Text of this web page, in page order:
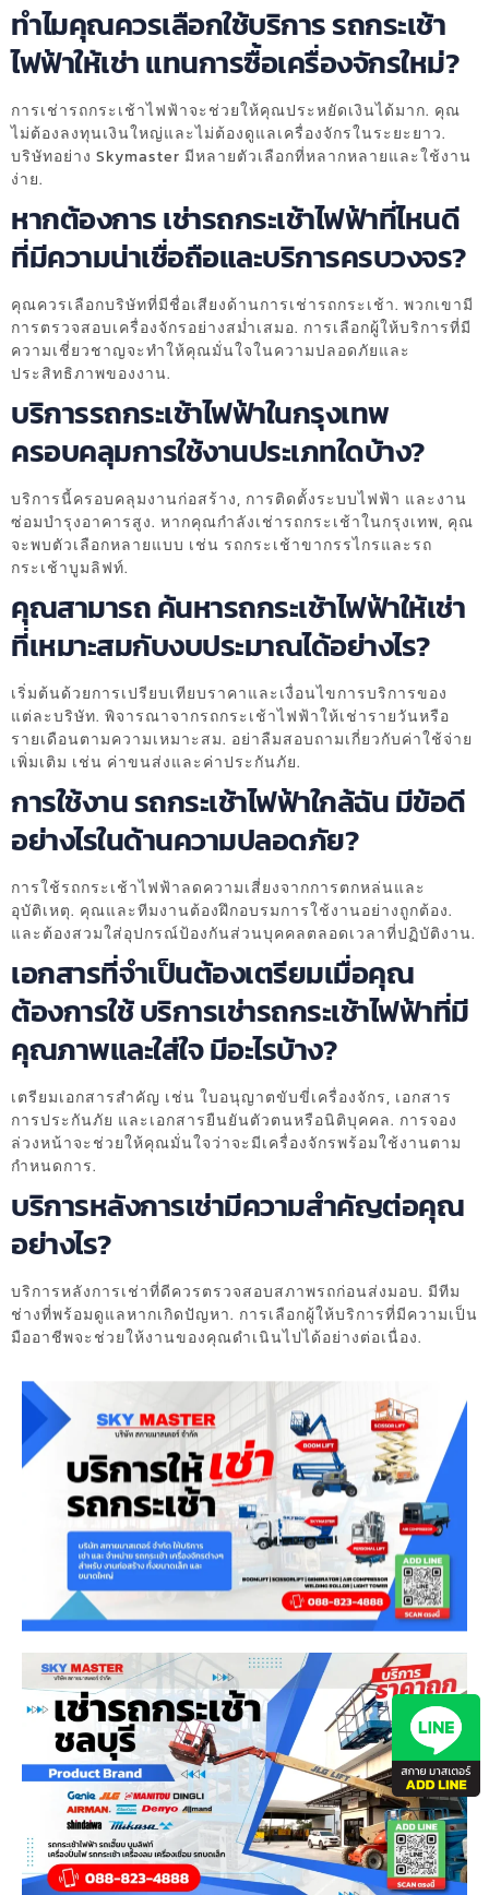
ทำไมคุณควรเลือกใช้บริการ รถกระเช้า
ไฟฟ้าให้เช่า แทนการซื้อเครื่องจักรใหม่?
การเช่ารถกระเช้าไฟฟ้าจะช่วยให้คุณประหยัดเงินได้มาก. คุณ
ไม่ต้องลงทุนเงินใหญ่และไม่ต้องดูแลเครื่องจักรในระยะยาว.
บริษัทอย่าง Skymaster มีหลายตัวเลือกที่หลากหลายและใช้งาน
ง่าย.
หากต้องการ เช่ารถกระเช้าไฟฟ้าที่ไหนดี
ที่มีความน่าเชื่อถือและบริการครบวงจร?
คุณควรเลือกบริษัทที่มีชื่อเสียงด้านการเช่ารถกระเช้า. พวกเขามี
การตรวจสอบเครื่องจักรอย่างสม่ำเสมอ. การเลือกผู้ให้บริการที่มี
ความเชี่ยวชาญจะทำให้คุณมั่นใจในความปลอดภัยและ
ประสิทธิภาพของงาน.
บริการรถกระเช้าไฟฟ้าในกรุงเทพ
ครอบคลุมการใช้งานประเภทใดบ้าง?
บริการนี้ครอบคลุมงานก่อสร้าง, การติดตั้งระบบไฟฟ้า และงาน
ซ่อมบำรุงอาคารสูง. หากคุณกำลังเช่ารถกระเช้าในกรุงเทพ, คุณ
จะพบตัวเลือกหลายแบบ เช่น รถกระเช้าขากรรไกรและรถ
กระเช้าบูมลิฟท์.
คุณสามารถ ค้นหารถกระเช้าไฟฟ้าให้เช่า
ที่เหมาะสมกับงบประมาณได้อย่างไร?
เริ่มต้นด้วยการเปรียบเทียบราคาและเงื่อนไขการบริการของ
แต่ละบริษัท. พิจารณาจากรถกระเช้าไฟฟ้าให้เช่ารายวันหรือ
รายเดือนตามความเหมาะสม. อย่าลืมสอบถามเกี่ยวกับค่าใช้จ่าย
เพิ่มเติม เช่น ค่าขนส่งและค่าประกันภัย.
การใช้งาน รถกระเช้าไฟฟ้าใกล้ฉัน มีข้อดี
อย่างไรในด้านความปลอดภัย?
การใช้รถกระเช้าไฟฟ้าลดความเสี่ยงจากการตกหล่นและ
อุบัติเหตุ. คุณและทีมงานต้องฝึกอบรมการใช้งานอย่างถูกต้อง.
และต้องสวมใส่อุปกรณ์ป้องกันส่วนบุคคลตลอดเวลาที่ปฏิบัติงาน.
เอกสารที่จำเป็นต้องเตรียมเมื่อคุณ
ต้องการใช้ บริการเช่ารถกระเช้าไฟฟ้าที่มี
คุณภาพและใส่ใจ มีอะไรบ้าง?
เตรียมเอกสารสำคัญ เช่น ใบอนุญาตขับขี่เครื่องจักร, เอกสาร
การประกันภัย และเอกสารยืนยันตัวตนหรือนิติบุคคล. การจอง
ล่วงหน้าจะช่วยให้คุณมั่นใจว่าจะมีเครื่องจักรพร้อมใช้งานตาม
กำหนดการ.
บริการหลังการเช่ามีความสำคัญต่อคุณ
อย่างไร?
บริการหลังการเช่าที่ดีควรตรวจสอบสภาพรถก่อนส่งมอบ. มีทีม
ช่างที่พร้อมดูแลหากเกิดปัญหา. การเลือกผู้ให้บริการที่มีความเป็น
มืออาชีพจะช่วยให้งานของคุณดำเนินไปได้อย่างต่อเนื่อง.